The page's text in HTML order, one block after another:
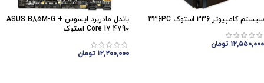
سیستم کامپیوتر 336 استوک 336PC
۱۲,۵۵۰,۰۰۰ تومان
باندل مادربرد ایسوس ASUS B85M-G +
Core i7 4790 استوک
۱۲,۲۰۰,۰۰۰ تومان